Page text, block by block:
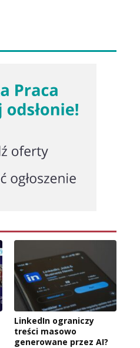
LinkedIn ograniczy
treści masowo
generowane przez AI?